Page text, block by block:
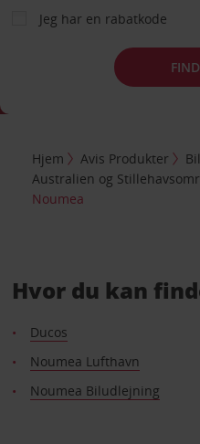
Jeg har en rabatkode
Hjem Avis Produkter
Australien og
Noumea
Hvor du kan
Ducos
Noumea Lufthavn
Noumea Biludlejning